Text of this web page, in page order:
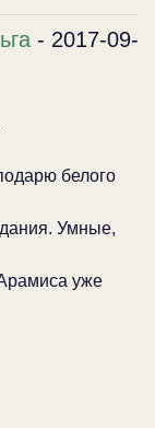
- 2017-09-
белого
Умные,
уже